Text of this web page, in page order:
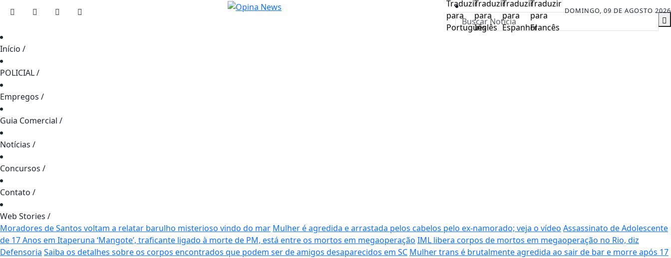
DOMINGO, 09 DE AGOSTO 2026
Início /
POLICIAL/
Empregos /
Guia Comercial /
Notícias /
Concursos /
Contato /
Web Stories /
Moradores de Santos voltam a relatar barulho misterioso vindo do mar Mulher é agredida e arrastada pelos cabelos pelo ex-namorado; veja o vídeo Assassinato de Adolescente
de 17 Anos em Itaperuna ‘Mangote’, traficante ligado à morte de PM, está entre os mortos em megaoperação IML libera corpos de mortos em megaoperação no Rio, diz
Defensoria Saiba os detalhes sobre os corpos encontrados que podem ser de amigos desaparecidos em SC Mulher trans é brutalmente agredida ao sair de bar e morre após 17